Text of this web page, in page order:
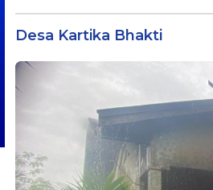
Desa Kartika Bhakti